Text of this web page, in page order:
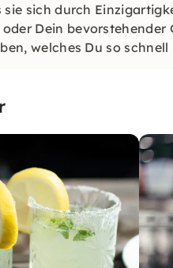
sich durch
Dein bevorstehender
welches Du so schnell